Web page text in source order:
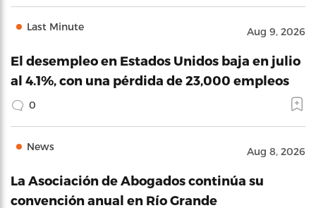
Last Minute Aug 9, 2026
El desempleo en Estados Unidos baja en julio
al 4.1%, con una pérdida de 23,000 empleos
0
News Aug 8, 2026
La Asociación de Abogados continúa su
convención anual en Río Grande